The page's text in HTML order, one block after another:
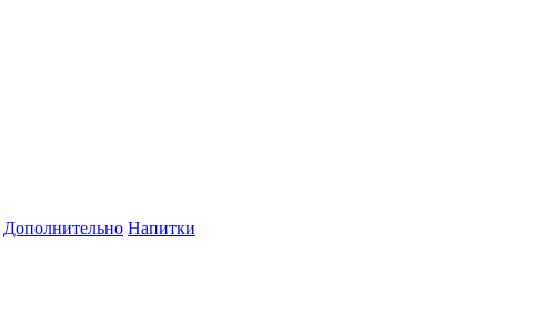
Дополнительно Напитки